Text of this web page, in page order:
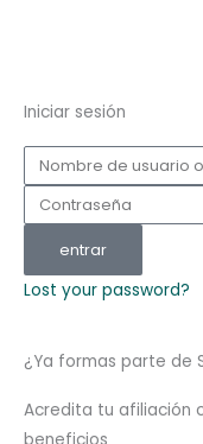
Iniciar sesión
Nombre
de
usuario
correo
Contraseña
entrar
Lost your password?
¿Ya formas parte de
Acredita tu afiliación